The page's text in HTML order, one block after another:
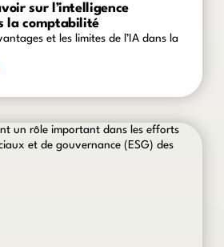
sur l’intelligence
la comptabilité
et les limites de l’IA dans la